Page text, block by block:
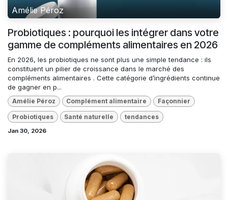
Amélie Péroz
Probiotiques : pourquoi les intégrer dans votre
gamme de compléments alimentaires en 2026
En 2026, les probiotiques ne sont plus une simple tendance : ils
constituent un pilier de croissance dans le marché des
compléments alimentaires . Cette catégorie d’ingrédients continue
de gagner en p...
Amélie Péroz Complément alimentaire Façonnier
Probiotiques Santé naturelle tendances
Jan 30, 2026